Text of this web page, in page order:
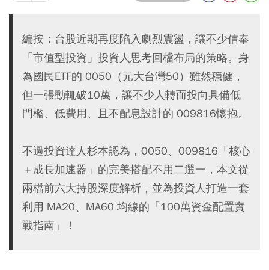
編按：台股近期再度陷入劇烈震盪，讓不少信奉
「市值型投資」投資人思考回檔布局的策略。身
為國民ETF的 0050（元大台灣50）雖然穩健，
但一張動輒破10萬，讓不少人轉而投向具備低
門檻、低費用、且不配息設計的 009816懷抱。
不過投資達人杉本認為，0050、009816「核心
＋成長加速器」的完美搭配不用二選一，本文從
兩檔前六大持股深度解析，並為投資人打造一套
利用 MA20、MA60 均線的「100萬資金配置實
戰指南」！